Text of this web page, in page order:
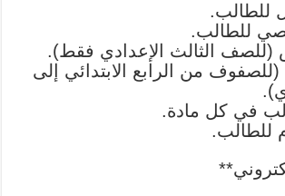
للطالب.
للطالب.
الثالث الإعدادي فقط).
(للصفوف من الرابع الابتدائي إلى
في كل مادة.
للطالب.